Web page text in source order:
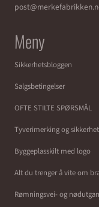
Meny
Sikkerhetsbloggen
Salgsbetingelser
OFTE STILTE SPØRSMÅL
Tyverimerking og
Byggeplasskilt med logo
Alt du trenger å vite om
Rømningsvei- og